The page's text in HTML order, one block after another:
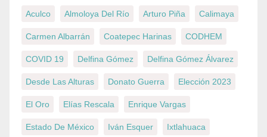
Aculco Almoloya Del Río Arturo Piña Calimaya
Carmen Albarrán Coatepec Harinas CODHEM
COVID 19 Delfina Gómez Delfina Gómez Álvarez
Desde Las Alturas Donato Guerra Elección 2023
El Oro Elías Rescala Enrique Vargas
Estado De México Iván Esquer Ixtlahuaca